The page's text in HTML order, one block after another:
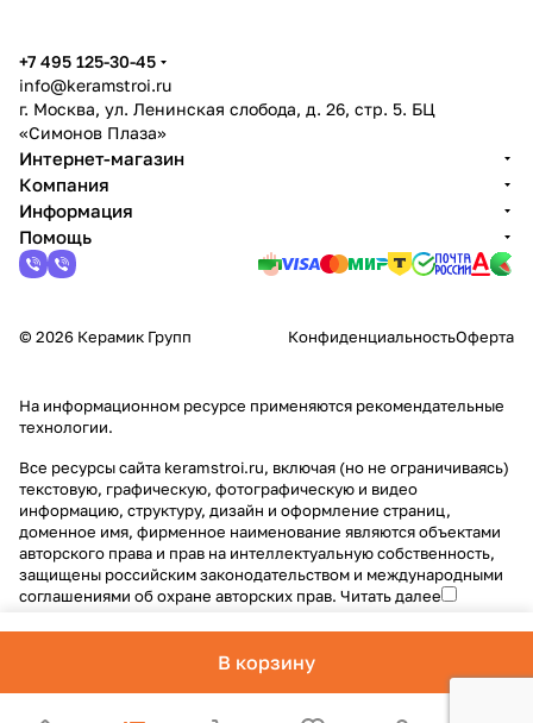
В корзину
+7 495 125-30-45
info@keramstroi.ru
г. Москва, ул. Ленинская слобода, д. 26, стр. 5. БЦ
«Симонов Плаза»
Интернет-магазин
Компания
Информация
Помощь
© 2026 Керамик Групп КонфиденциальностьОферта
На информационном ресурсе применяются рекомендательные
технологии.
Все ресурсы сайта keramstroi.ru, включая (но не ограничиваясь)
текстовую, графическую, фотографическую и видео
информацию, структуру, дизайн и оформление страниц,
доменное имя, фирменное наименование являются объектами
авторского права и прав на интеллектуальную собственность,
защищены российским законодательством и международными
соглашениями об охране авторских прав. Читать далее